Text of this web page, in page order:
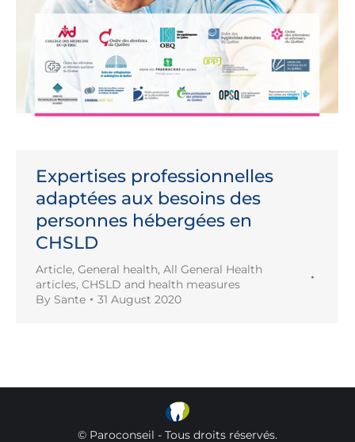
Expertises professionnelles
adaptées aux besoins des
personnes hébergées en
CHSLD
Article, General health, All General Health
articles, CHSLD and health measures
By Sante 31 August 2020
© Paroconseil - Tous droits réservés.